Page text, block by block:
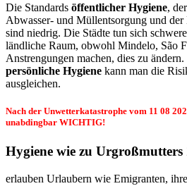
Die Standards öffentlicher Hygiene,
Abwasser- und Müllentsorgung und
sind niedrig. Die Städte tun sich
ländliche Raum, obwohl Mindelo, São
Anstrengungen machen, dies zu
persönliche Hygiene kann man die
ausgleichen.
Nach der Unwetterkatastrophe vom 11 08
unabdingbar WICHTIG!
Hygiene wie zu Urgroßmutters
erlauben Urlaubern wie Emigranten,